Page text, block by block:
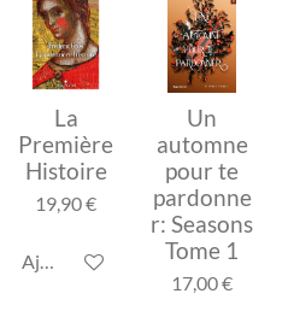
La
Première
Histoire
19,90 €
Ajouter au panier
Un
automne
pour te
pardonne
r: Seasons
Tome 1
17,00 €